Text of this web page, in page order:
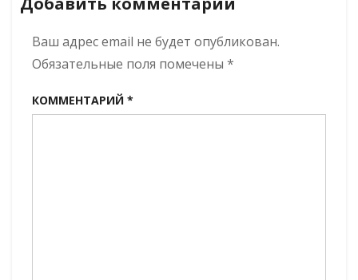
том,
ученые
берегут
культуру
записям
Ваш адрес email не будет опубликован.
Обязательные поля помечены *
КОММЕНТАРИЙ *